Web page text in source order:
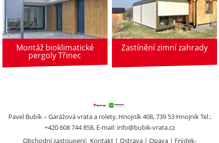
Montáž bioklimatické
pergoly Třinec
Zastínění zimní zahrady
Pavel Bubík – Garážová vrata a rolety, Hnojník 408, 739 53 Hnojník Tel.:
+420 608 744 858, E-mail: info@bubik-vrata.cz
Obchodní zastoupení: Kontakt Ostrava Opava Frýdek-